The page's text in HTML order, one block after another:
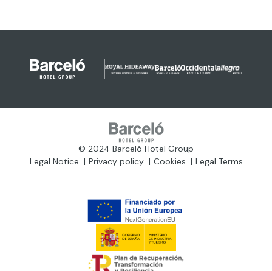
© 2024 Barceló Hotel Group
Legal Notice
Privacy policy Cookies Legal Terms